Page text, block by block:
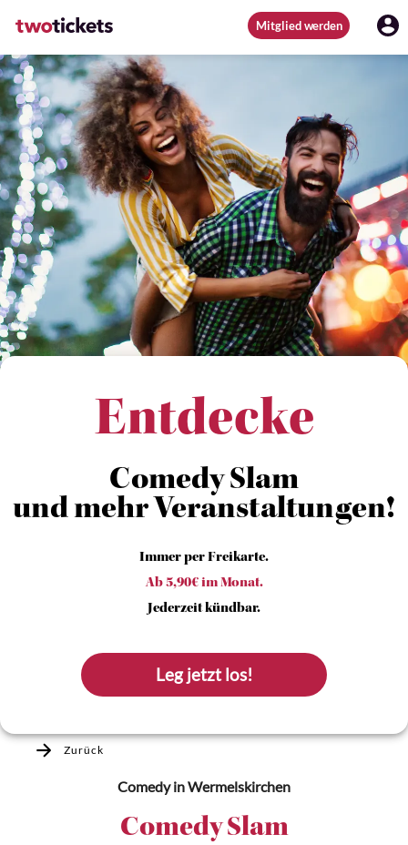
Mitglied werden
Entdecke
Comedy Slam
und mehr Veranstaltungen!
Immer per Freikarte.
Ab 5,90€ im Monat.
Jederzeit kündbar.
Leg jetzt los!
Zurück
Comedyin Wermelskirchen
Comedy Slam